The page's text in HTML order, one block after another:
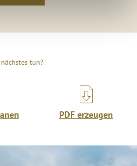
tun?
PDF erzeugen